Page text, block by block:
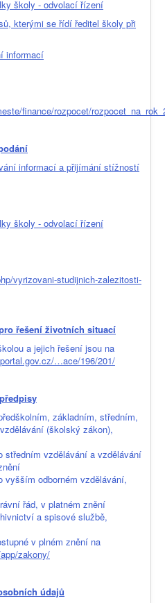
školy - odvolací řízení
kterými se řídí ředitel školy při
informací
finance/rozpocet/
informací a přijímání stížností
školy - odvolací řízení
vyrizovani-studijnich-zalezitosti-
řešení životních situací
a jejich řešení jsou na
…ace/196/201/
základním, středním,
(školský zákon),
středním vzdělávání a vzdělávání
vyšším odborném vzdělávání,
řád, v platném znění
a spisové službě,
v plném znění na
zakony/
údajů